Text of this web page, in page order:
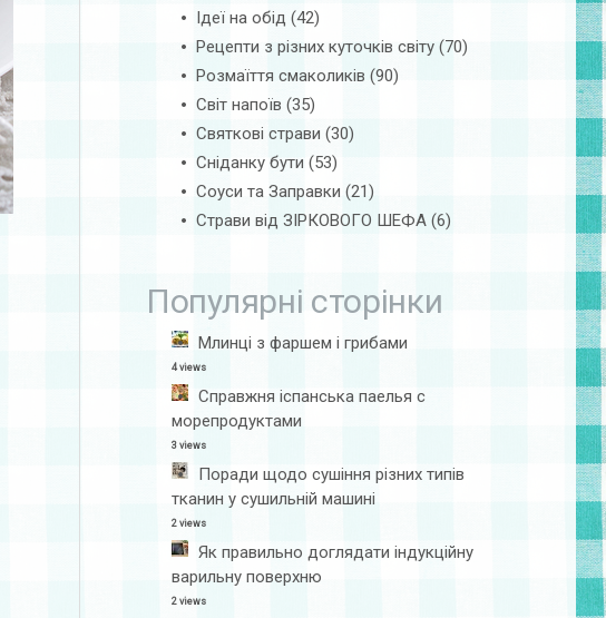
Ідеї на обід (42)
Рецепти з різних куточків світу (70)
Розмаїття смаколиків (90)
Світ напоїв (35)
Святкові страви (30)
Сніданку бути (53)
Соуси та Заправки (21)
Страви від ЗІРКОВОГО ШЕФА (6)
Популярні сторінки
Млинці з фаршем і грибами
4 views
Справжня іспанська паелья с
морепродуктами
3 views
Поради щодо сушіння різних типів
тканин у сушильній машині
2 views
Як правильно доглядати індукційну
варильну поверхню
2 views